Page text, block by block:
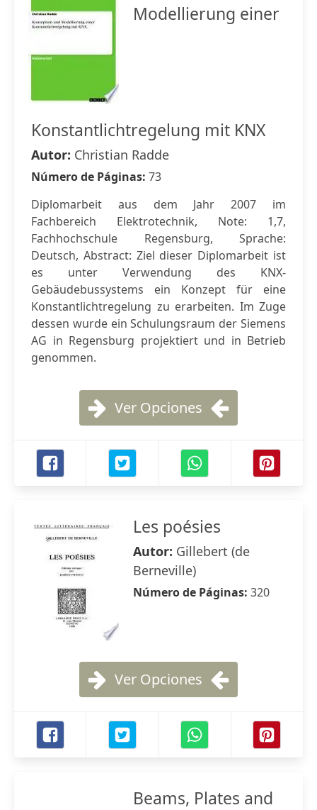
Modellierung einer
Konstantlichtregelung mit KNX
Autor: Christian Radde
Número de Páginas: 73
Diplomarbeit aus dem Jahr 2007 im
Fachbereich Elektrotechnik, Note: 1,7,
Fachhochschule Regensburg, Sprache:
Deutsch, Abstract: Ziel dieser Diplomarbeit ist
es unter Verwendung des KNX-
Gebäudebussystems ein Konzept für eine
Konstantlichtregelung zu erarbeiten. Im Zuge
dessen wurde ein Schulungsraum der Siemens
AG in Regensburg projektiert und in Betrieb
genommen.
Ver Opciones
Les poésies
Autor: Gillebert (de
Berneville)
Número de Páginas: 320
Ver Opciones
Beams, Plates and